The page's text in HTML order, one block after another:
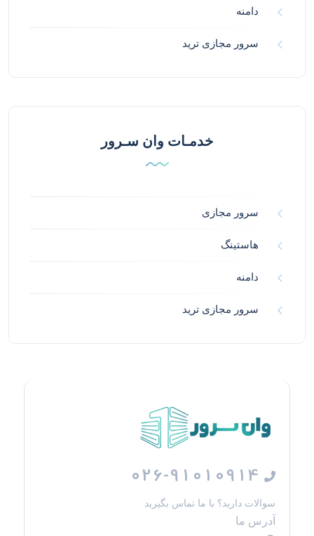
دامنه
سرور مجازی ترید
خدمـات وان سـرور
سرور مجازی
هاستینگ
دامنه
سرور مجازی ترید
026-91010914
سوالات دارید؟ با ما تماس بگیرید
آدرس ما